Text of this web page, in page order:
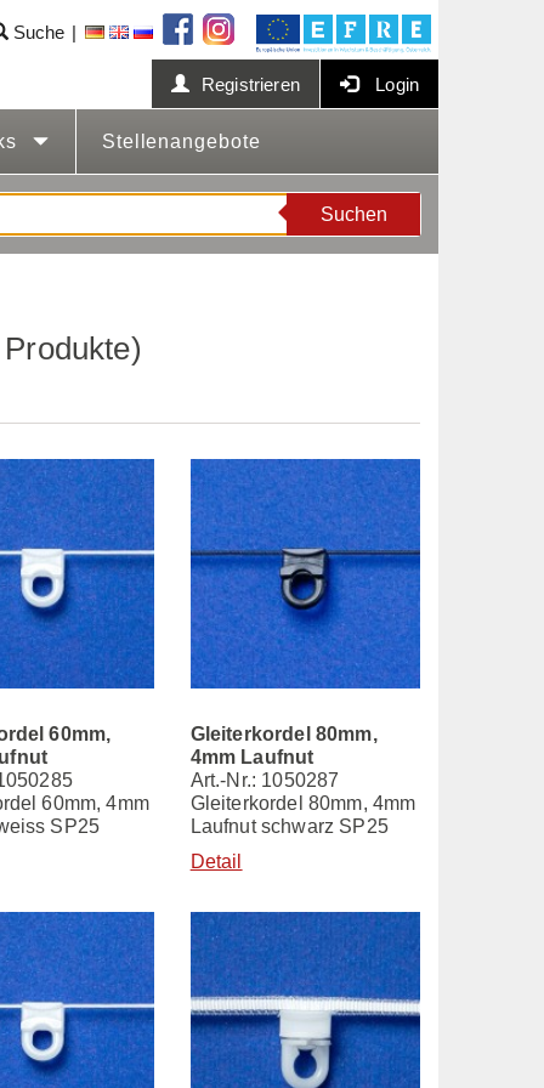
Stellenangebote
Suche
Registrieren Login
Suchen
60mm,
60mm, 4mm
SP25
Gleiterkordel 80mm,
4mm Laufnut
Art.-Nr.: 1050287
Gleiterkordel 80mm, 4mm
Laufnut schwarz SP25
Detail